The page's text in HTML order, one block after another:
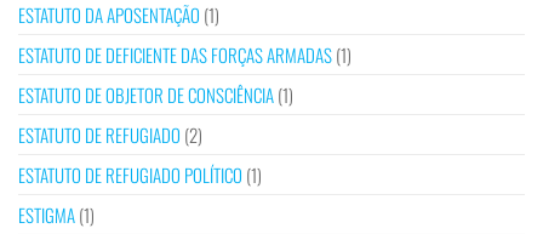
ESTATUTO DA APOSENTAÇÃO (1)
ESTATUTO DE DEFICIENTE DAS FORÇAS ARMADAS(1)
ESTATUTO DE OBJETOR DE CONSCIÊNCIA(1)
ESTATUTO DE REFUGIADO (2)
ESTATUTO DE REFUGIADO POLÍTICO (1)
ESTIGMA(1)